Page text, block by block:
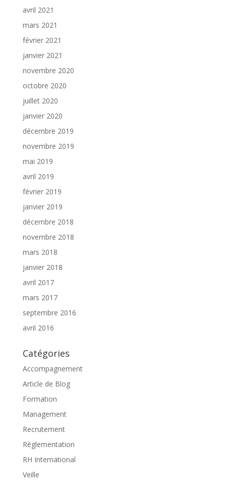
avril 2021
mars 2021
février 2021
janvier 2021
novembre 2020
octobre 2020
juillet 2020
janvier 2020
décembre 2019
novembre 2019
mai 2019
avril 2019
février 2019
janvier 2019
décembre 2018
novembre 2018
mars 2018
janvier 2018
avril 2017
mars 2017
septembre 2016
avril 2016
Catégories
Accompagnement
Article de Blog
Formation
Management
Recrutement
Règlementation
RH International
Veille